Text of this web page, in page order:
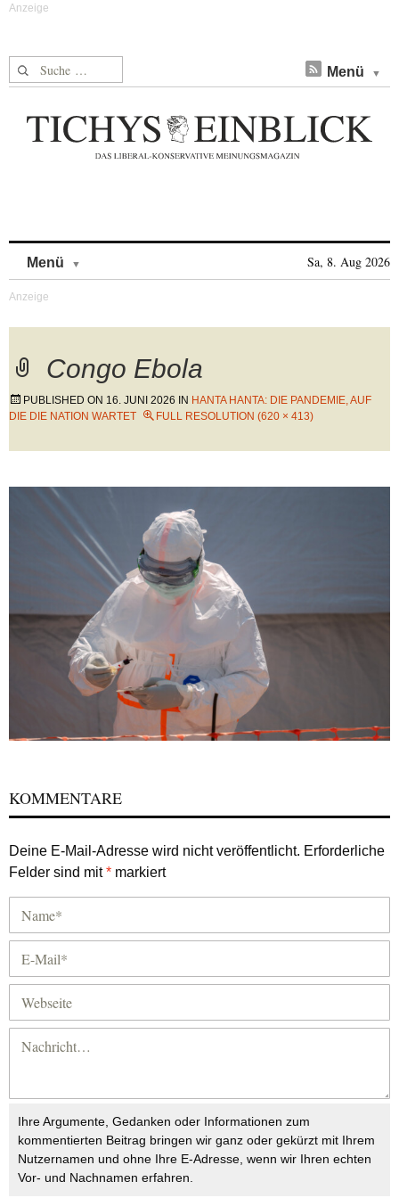
Suche nach: Menü
Menü Sa, 8. Aug 2026
Congo Ebola
PUBLISHED ON 16. JUNI 2026 IN HANTA HANTA: DIE PANDEMIE, AUF
DIE DIE NATION WARTET
FULL RESOLUTION (620 × 413)
KOMMENTARE
Deine E-Mail-Adresse wird nicht veröffentlicht. Erforderliche
Felder sind mit* markiert
Ihre Argumente, Gedanken oder Informationen zum
kommentierten Beitrag bringen wir ganz oder gekürzt mit Ihrem
Nutzernamen und ohne Ihre E-Adresse, wenn wir Ihren echten
Vor- und Nachnamen erfahren.